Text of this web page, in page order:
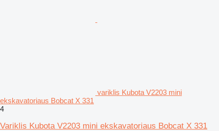
variklis Kubota V2203 mini
ekskavatoriaus Bobcat X 331
4
Variklis Kubota V2203 mini ekskavatoriaus Bobcat X 331